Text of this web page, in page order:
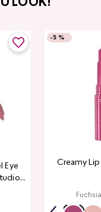
LOOK!
Eye
-5 %
Creamy